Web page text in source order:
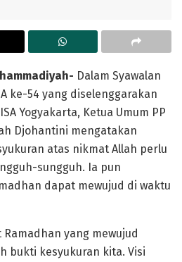
Dalam Syawalan
ke-54 yang diselenggarakan
Yogyakarta, Ketua Umum PP
Djohantini mengatakan
atas nikmat Allah perlu
sungguh. Ia pun
dapat mewujud di waktu
yang mewujud
bukti kesyukuran kita. Visi